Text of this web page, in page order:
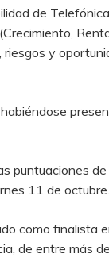
de
y
puntuaciones
11 de octubre.
como finalista
de entre más